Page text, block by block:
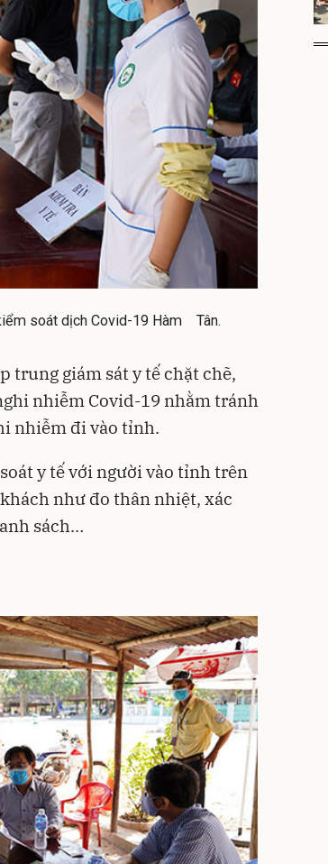
soát dịch Covid-19 Hàm Tân.
trung giám sát y tế chặt chẽ,
nhiễm Covid-19 nhằm tránh
nhiễm đi vào tỉnh.
y tế với người vào tỉnh trên
như đo thân nhiệt, xác
sách…